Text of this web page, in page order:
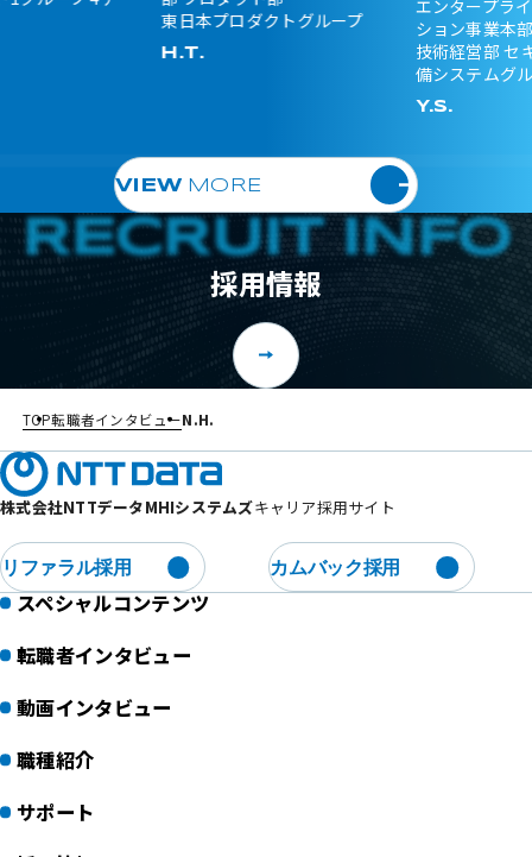
東日本プロダクトグループ
H.T.
エンタープラ
ション事業本
技術経営部 セ
備システムグ
Y.S.
VIEW MORE
採用情報
TOP転職者インタビューN.H.
株式会社NTTデータMHIシステムズキャリア採用サイト
リファラル採用 カムバック採用
スペシャルコンテンツ
転職者インタビュー
動画インタビュー
職種紹介
サポート